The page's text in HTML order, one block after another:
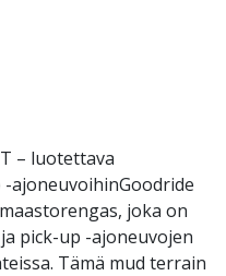
– luotettava
-ajoneuvoihinGoodride
joka on
pick-up -ajoneuvojen
Tämä mud terrain